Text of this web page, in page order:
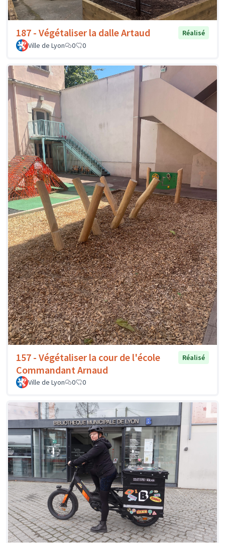
187 - Végétaliser la dalle Artaud
Réalisé
Ville de Lyon
0 0
157 - Végétaliser la cour de l'école
Commandant Arnaud
Réalisé
Ville de Lyon 0 0